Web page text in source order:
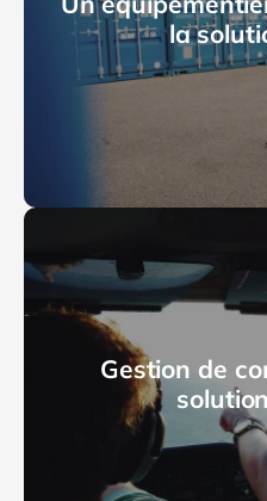
la
Gestion de